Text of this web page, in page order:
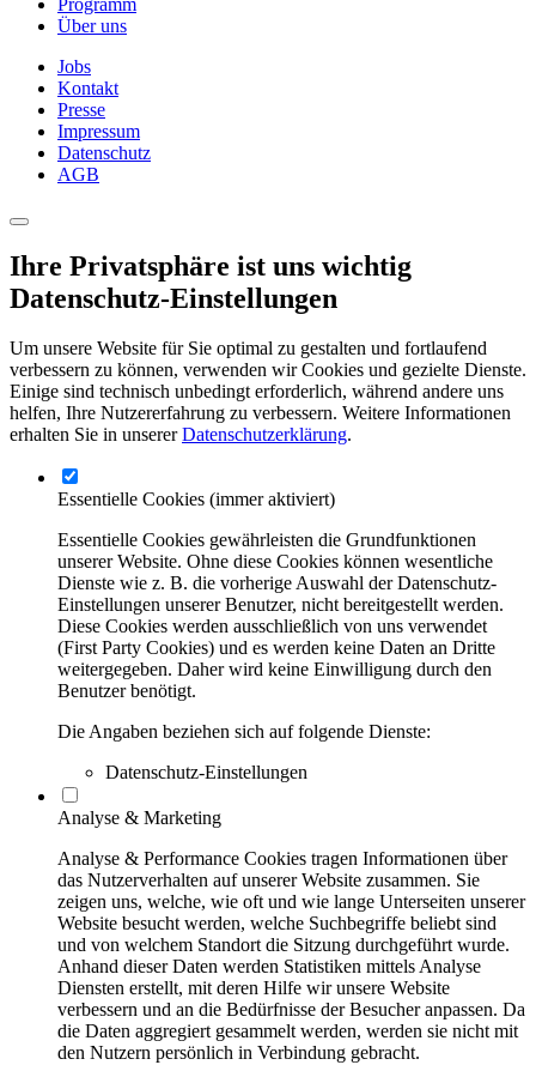
Über uns
Jobs
Kontakt
Presse
Impressum
Datenschutz
AGB
Ihre Privatsphäre ist uns wichtig
Datenschutz-Einstellungen
Um unsere Website für Sie optimal zu gestalten und fortlaufend
verbessern zu können, verwenden wir Cookies und gezielte Dienste.
Einige sind technisch unbedingt erforderlich, während andere uns
helfen, Ihre Nutzererfahrung zu verbessern. Weitere Informationen
erhalten Sie in unsererDatenschutzerklärung.
Essentielle Cookies (immer aktiviert)
Essentielle Cookies gewährleisten die Grundfunktionen
unserer Website. Ohne diese Cookies können wesentliche
Dienste wie z. B. die vorherige Auswahl der Datenschutz-
Einstellungen unserer Benutzer, nicht bereitgestellt werden.
Diese Cookies werden ausschließlich von uns verwendet
(First Party Cookies) und es werden keine Daten an Dritte
weitergegeben. Daher wird keine Einwilligung durch den
Benutzer benötigt.
Die Angaben beziehen sich auf folgende Dienste:
Datenschutz-Einstellungen
Analyse & Marketing
Analyse & Performance Cookies tragen Informationen über
das Nutzerverhalten auf unserer Website zusammen. Sie
zeigen uns, welche, wie oft und wie lange Unterseiten unserer
Website besucht werden, welche Suchbegriffe beliebt sind
und von welchem Standort die Sitzung durchgeführt wurde.
Anhand dieser Daten werden Statistiken mittels Analyse
Diensten erstellt, mit deren Hilfe wir unsere Website
verbessern und an die Bedürfnisse der Besucher anpassen. Da
die Daten aggregiert gesammelt werden, werden sie nicht mit
den Nutzern persönlich in Verbindung gebracht.